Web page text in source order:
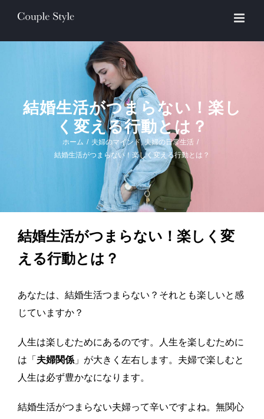
content
結婚生活がつまらない！楽し
く変える行動とは？
ホーム / 夫婦のマインド,夫婦の日常生活 /
結婚生活がつまらない！楽しく変える行動とは？
結婚生活がつまらない！楽しく変
える行動とは？
あなたは、結婚生活つまらない？それとも楽しいと感
じていますか？
人生は楽しむためにあるのです。人生を楽しむために
は「 夫婦関係 」が大きく左右します。夫婦で楽しむと
人生は必ず豊かなになります。
結婚生活がつまらない夫婦って辛いですよね。無関心